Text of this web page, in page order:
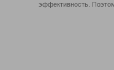
эффективность.